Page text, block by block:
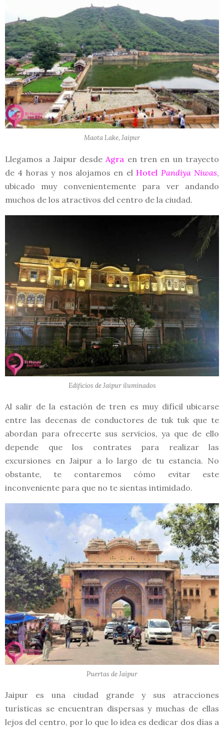
Maota Lake, Jaipur
Llegamos a Jaipur desde Agra en tren en un trayecto
de 4 horas y nos alojamos en el Hotel Pandiya Niwas,
ubicado muy convenientemente para ver andando
muchos de los atractivos del centro de la ciudad.
Edificios de Jaipur iluminados
Al salir de la estación de tren es muy difícil ubicarse
entre las decenas de conductores de tuk tuk que te
abordan para ofrecerte sus servicios, ya que de ello
depende que los contrates para realizar las
excursiones en Jaipur a lo largo de tu estancia. No
obstante, te contaremos cómo evitar este
inconveniente para que no te sientas intimidado.
Puertas de Jaipur
Jaipur es una ciudad grande y sus atracciones
turísticas se encuentran dispersas y muchas de ellas
lejos del centro, por lo que lo idea es dedicar dos días a